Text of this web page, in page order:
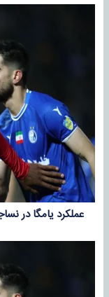
عملکرد یامگا در